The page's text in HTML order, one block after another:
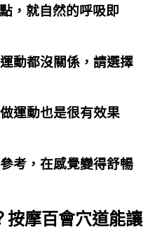
，就自然的呼吸即
動都沒關係，請選擇
運動也是很有效果
考，在感覺變得舒暢
按摩百會穴道能讓